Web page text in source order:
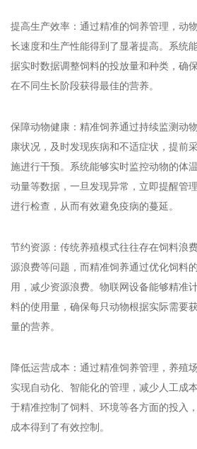
提高生产效率：通过精准的饲养管理，动
长速度和生产性能得到了显著提高。系统
据实时数据调整饲料的投放量和种类，确
在不同生长阶段获得最佳的营养。
保障动物健康：精准饲养通过持续监测动
康状况，及时发现疾病和不适症状，提前
施进行干预。系统能够实时监控动物的体
动量等数据，一旦发现异常，立即提醒管
进行检查，从而有效避免疫病的蔓延。
节约资源：传统养殖模式往往存在饲料浪
源浪费等问题，而精准饲养通过优化饲料
用，减少资源浪费。物联网设备能够精准
料的使用量，确保每只动物根据实际需要
量的营养。
降低运营成本：通过精准饲养管理，养殖
实现自动化、智能化的管理，减少人工成
于精准控制了饲料、环境等各方面的投入
成本得到了有效控制。